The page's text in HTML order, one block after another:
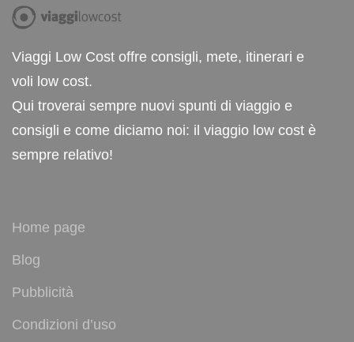
Viaggi Low Cost offre consigli, mete, itinerari e
voli low cost.
Qui troverai sempre nuovi spunti di viaggio e
consigli e come diciamo noi: il viaggio low cost è
sempre relativo!
Home page
Blog
Pubblicità
Condizioni d’uso